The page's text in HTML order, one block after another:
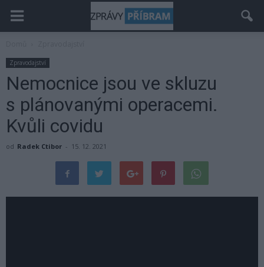
Zpravodajství
Nemocnice jsou ve skluzu
s plánovanými operacemi.
Kvůli covidu
od Radek Ctibor - 15. 12. 2021